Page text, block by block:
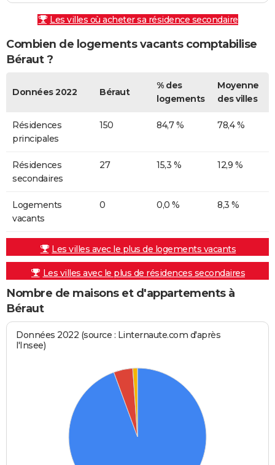
Les villes où acheter sa résidence secondaire
Combien de logements vacants comptabilise
Béraut ?
Données 2022 Béraut
% des
logements
Moyenne
des villes
Résidences
principales
150 84,7 % 78,4 %
Résidences
secondaires
27 15,3 % 12,9 %
Logements
vacants
0 0,0 % 8,3 %
Les villes avec le plus de logements vacants
Les villes avec le plus de résidences secondaires
Nombre de maisons et d'appartements à
Béraut
Données 2022 (source : Linternaute.com d'après
l'Insee)